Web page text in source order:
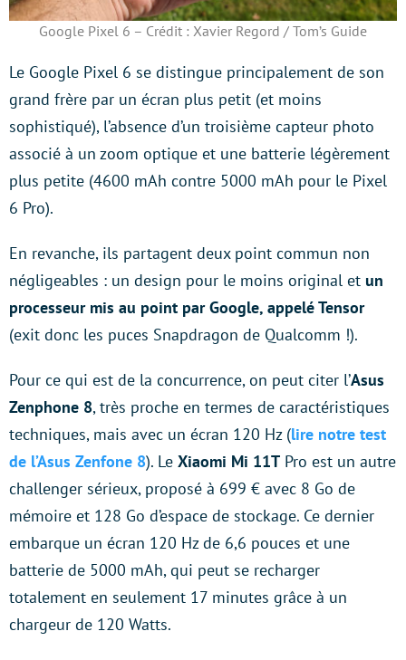
Google Pixel 6 – Crédit : Xavier Regord / Tom’s Guide
Le Google Pixel 6 se distingue principalement de son
grand frère par un écran plus petit (et moins
sophistiqué), l’absence d’un troisième capteur photo
associé à un zoom optique et une batterie légèrement
plus petite (4600 mAh contre 5000 mAh pour le Pixel
6 Pro).
En revanche, ils partagent deux point commun non
négligeables : un design pour le moins original et un
processeur mis au point par Google, appelé Tensor
(exit donc les puces Snapdragon de Qualcomm !).
Pour ce qui est de la concurrence, on peut citer l’Asus
Zenphone 8, très proche en termes de caractéristiques
techniques, mais avec un écran 120 Hz (lire notre test
de l’Asus Zenfone 8). Le Xiaomi Mi 11T Pro est un autre
challenger sérieux, proposé à 699 € avec 8 Go de
mémoire et 128 Go d’espace de stockage. Ce dernier
embarque un écran 120 Hz de 6,6 pouces et une
batterie de 5000 mAh, qui peut se recharger
totalement en seulement 17 minutes grâce à un
chargeur de 120 Watts.